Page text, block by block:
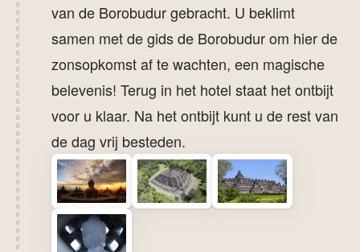
van de Borobudur gebracht. U beklimt
samen met de gids de Borobudur om hier de
zonsopkomst af te wachten, een magische
belevenis! Terug in het hotel staat het ontbijt
voor u klaar. Na het ontbijt kunt u de rest van
de dag vrij besteden.